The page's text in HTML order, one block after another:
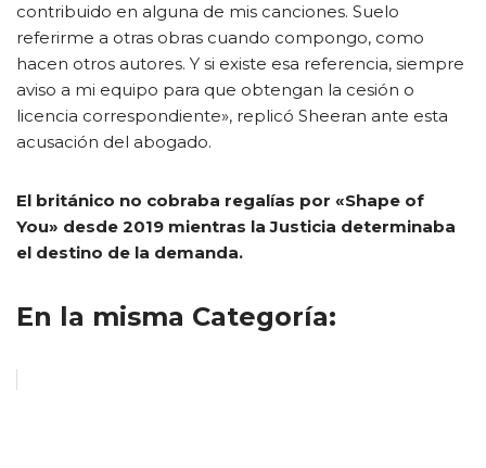
contribuido en alguna de mis canciones. Suelo
referirme a otras obras cuando compongo, como
hacen otros autores. Y si existe esa referencia, siempre
aviso a mi equipo para que obtengan la cesión o
licencia correspondiente», replicó Sheeran ante esta
acusación del abogado.
El británico no cobraba regalías por «Shape of
You» desde 2019 mientras la Justicia determinaba
el destino de la demanda.
En la misma Categoría: